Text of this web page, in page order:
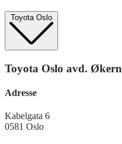
Toyota Oslo
Toyota Oslo avd. Økern
Adresse
Kabelgata 6
0581 Oslo